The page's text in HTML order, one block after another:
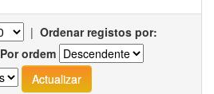
| Ordenar registos por:
Por ordem